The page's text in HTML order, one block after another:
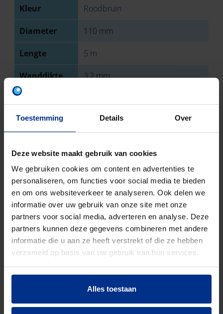
Toestemming Details Over
Deze website maakt gebruik van cookies
We gebruiken cookies om content en advertenties te
personaliseren, om functies voor social media te bieden
en om ons websiteverkeer te analyseren. Ook delen we
informatie over uw gebruik van onze site met onze
partners voor social media, adverteren en analyse. Deze
partners kunnen deze gegevens combineren met andere
informatie die u aan ze heeft verstrekt of die ze hebben
verzameld op basis van uw gebruik van hun services.
Alles toestaan
Kleur Roodbruin
Diameter 110 mm
Lengte 5 m
Wanddikte 3,2 mm
Type
Type
Spie
Sterkteklasse SN 8
EN-norm NBN EN 1401
Keurmerk BENOR
EN-norm NBN EN 1329
Aantal stuks 85